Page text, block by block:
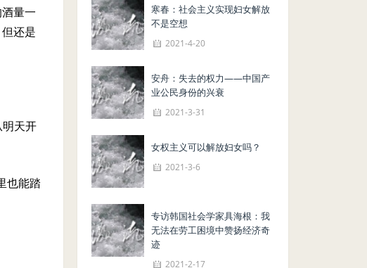
量一
还是
明天开
也能踏
寒春：社会主义实现妇女解放
不是空想
2021-4-20
安舟：失去的权力——中国产
业公民身份的兴衰
2021-3-31
女权主义可以解放妇女吗？
2021-3-6
专访韩国社会学家具海根：我
无法在劳工困境中赞扬经济奇
迹
2021-2-17